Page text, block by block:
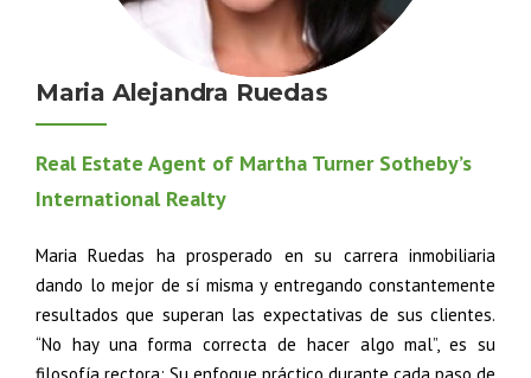
Maria Alejandra Ruedas
Real Estate Agent of Martha Turner Sotheby’s
International Realty
Maria Ruedas ha prosperado en su carrera inmobiliaria
dando lo mejor de sí misma y entregando constantemente
resultados que superan las expectativas de sus clientes.
“No hay una forma correcta de hacer algo mal”, es su